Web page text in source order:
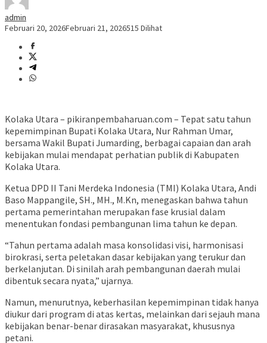
admin
Februari 20, 2026Februari 21, 2026515 Dilihat
Kolaka Utara – pikiranpembaharuan.com – Tepat satu tahun
kepemimpinan Bupati Kolaka Utara, Nur Rahman Umar,
bersama Wakil Bupati Jumarding, berbagai capaian dan arah
kebijakan mulai mendapat perhatian publik di Kabupaten
Kolaka Utara.
Ketua DPD II Tani Merdeka Indonesia (TMI) Kolaka Utara, Andi
Baso Mappangile, SH., MH., M.Kn, menegaskan bahwa tahun
pertama pemerintahan merupakan fase krusial dalam
menentukan fondasi pembangunan lima tahun ke depan.
“Tahun pertama adalah masa konsolidasi visi, harmonisasi
birokrasi, serta peletakan dasar kebijakan yang terukur dan
berkelanjutan. Di sinilah arah pembangunan daerah mulai
dibentuk secara nyata,” ujarnya.
Namun, menurutnya, keberhasilan kepemimpinan tidak hanya
diukur dari program di atas kertas, melainkan dari sejauh mana
kebijakan benar-benar dirasakan masyarakat, khususnya
petani.